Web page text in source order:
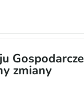
zmiany